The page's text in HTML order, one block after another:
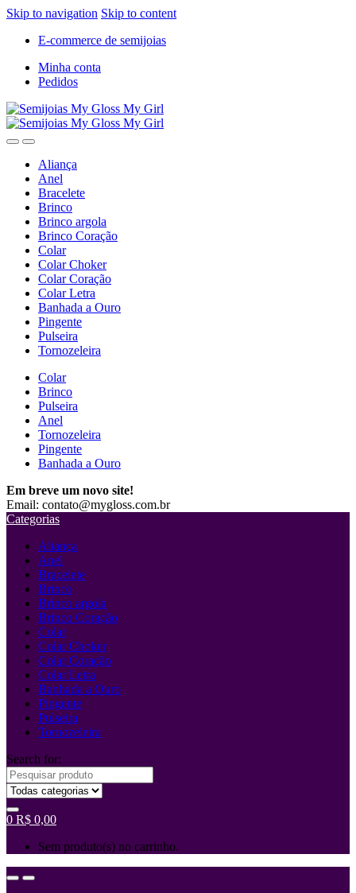
Skip to navigation Skip to content
E-commerce de semijoias
Minha conta
Pedidos
Aliança
Anel
Bracelete
Brinco
Brinco argola
Brinco Coração
Colar
Colar Choker
Colar Coração
Colar Letra
Banhada a Ouro
Pingente
Pulseira
Tornozeleira
Colar
Brinco
Pulseira
Anel
Tornozeleira
Pingente
Banhada a Ouro
Em breve um novo site!
Email: contato@mygloss.com.br
Categorias
Aliança
Anel
Bracelete
Brinco
Brinco argola
Brinco Coração
Colar
Colar Choker
Colar Coração
Colar Letra
Banhada a Ouro
Pingente
Pulseira
Tornozeleira
Search for:
0 R$ 0,00
Sem produto(s) no carrinho.